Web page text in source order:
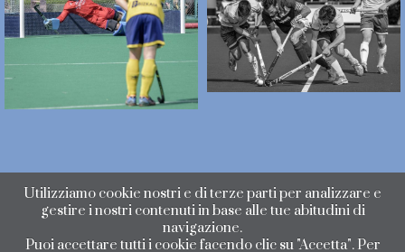
Utilizziamo cookie nostri e di terze parti per analizzare e
gestire i nostri contenuti in base alle tue abitudini di
navigazione.
Puoi accettare tutti i cookie facendo clic su "Accetta". Per